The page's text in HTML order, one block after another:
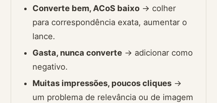
Converte bem, ACoS baixo → colher
para correspondência exata, aumentar o
lance.
Gasta, nunca converte → adicionar como
negativo.
Muitas impressões, poucos cliques →
um problema de relevância ou de imagem